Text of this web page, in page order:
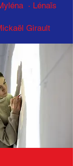
· Lénaïs
Girault